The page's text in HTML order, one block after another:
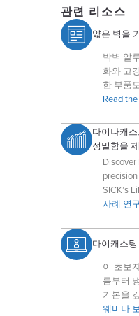
관련 리소스
얇은 벽을
박벽 알
화와 고
한 부품
Read
다이나캐
정밀함을
SICK’s
optimal
사례 연
다이캐스
이 초보
름부터
기본을
웨비나